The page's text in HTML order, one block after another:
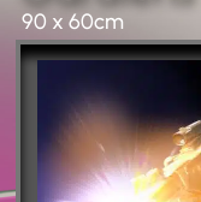
90 x 60cm